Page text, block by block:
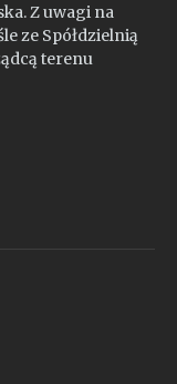
Z uwagi na
ze Spółdzielnią
terenu